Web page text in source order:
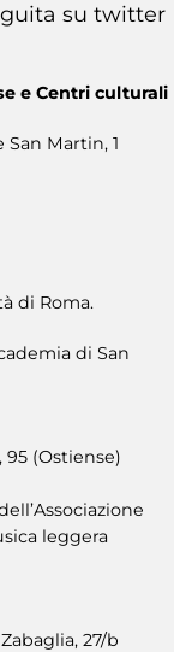
su twitter
e Centri culturali
San Martin, 1
di Roma.
di San
95 (Ostiense)
leggera
27/b